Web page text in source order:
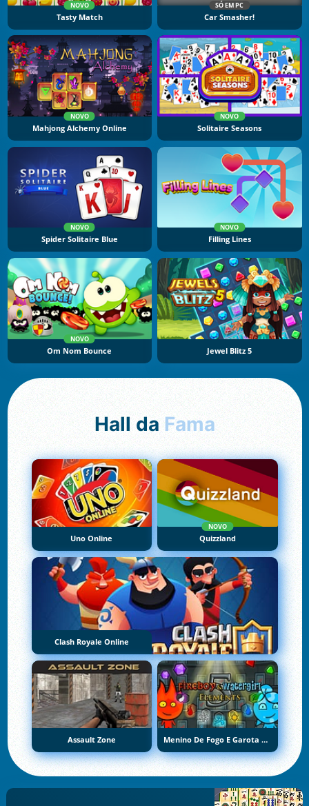
NOVO
Tasty Match
SÓ EM PC
Car Smasher!
NOVO
Mahjong Alchemy Online
NOVO
Solitaire Seasons
NOVO
Spider Solitaire Blue
NOVO
Filling Lines
NOVO
Om Nom Bounce Jewel Blitz 5
Hall da Fama
Uno Online
NOVO
Quizzland
Clash Royale Online
Assault Zone Menino De Fogo E Garota De Água 5: Elementos